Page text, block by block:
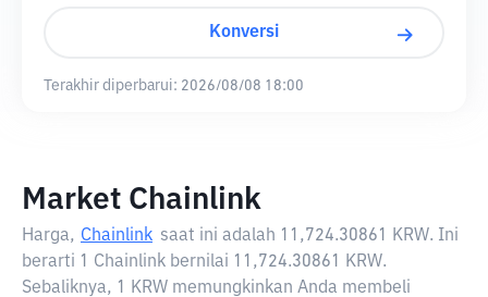
Konversi
Terakhir diperbarui: 2026/08/08 18:00
Market Chainlink
Harga, Chainlink saat ini adalah 11,724.30861 KRW. Ini
berarti 1 Chainlink bernilai 11,724.30861 KRW.
Sebaliknya, 1 KRW memungkinkan Anda membeli